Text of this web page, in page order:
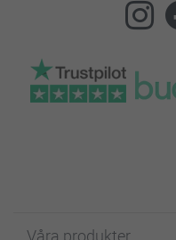
Våra produkter